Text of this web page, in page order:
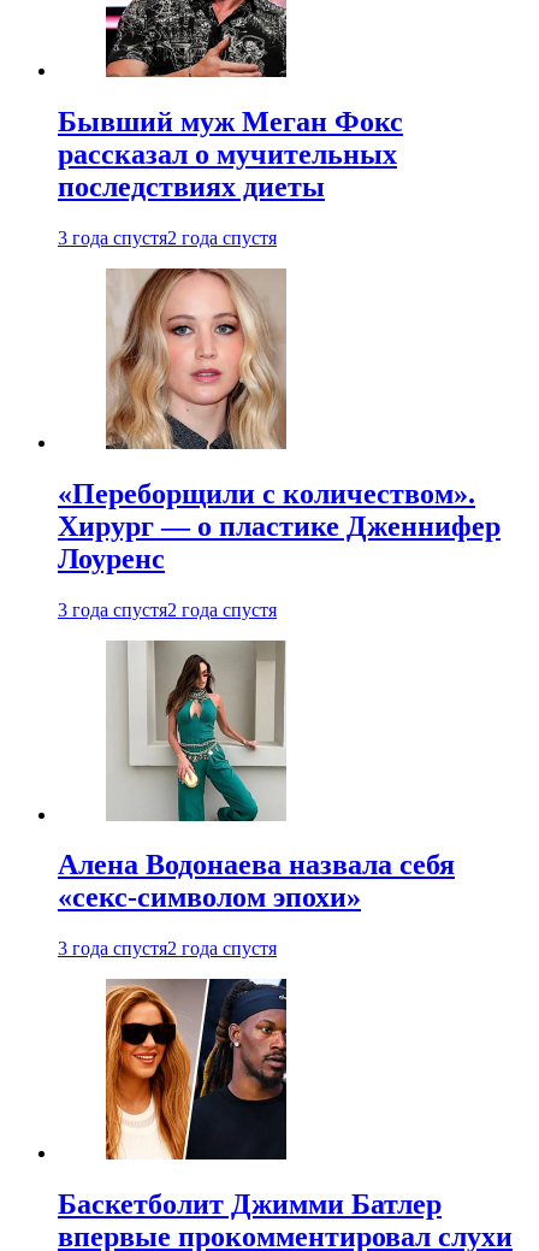
Бывший муж Меган Фокс
рассказал о мучительных
последствиях диеты
3 года спустя2 года спустя
«Переборщили с количеством».
Хирург — о пластике Дженнифер
Лоуренс
3 года спустя2 года спустя
Алена Водонаева назвала себя
«секс-символом эпохи»
3 года спустя2 года спустя
Баскетболит Джимми Батлер
впервые прокомментировал слухи